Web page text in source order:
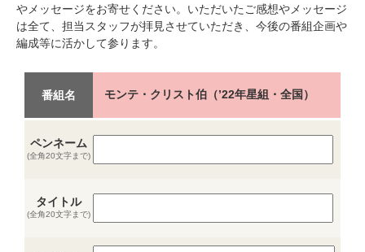
やメッセージをお寄せください。いただいたご感想やメッセージ
は全て、担当スタッフが拝見させていただき、今後の番組企画や
編成等に活かして参ります。
番組名 モンテ・クリスト伯（’22年星組・全国）
ペンネーム
(全角20文字まで)
タイトル
(全角20文字まで)